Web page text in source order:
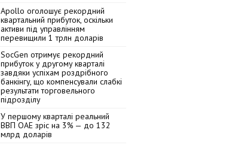
Apollo оголошує рекордний
квартальний прибуток, оскільки
активи під управлінням
перевищили 1 трлн доларів
SocGen отримує рекордний
прибуток у другому кварталі
завдяки успіхам роздрібного
банкінгу, що компенсували слабкі
результати торговельного
підрозділу
У першому кварталі реальний
ВВП ОАЕ зріс на 3% — до 132
млрд доларів